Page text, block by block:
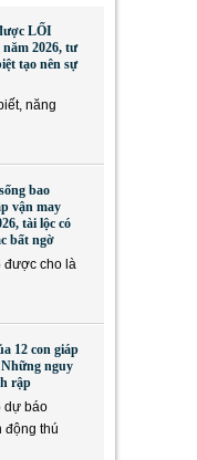
LỐI
2026, tư
tạo nên sự
năng
bao
vận may
tài lộc có
bất ngờ
được cho là
12 con giáp
nguy
rập
dự báo
động thú